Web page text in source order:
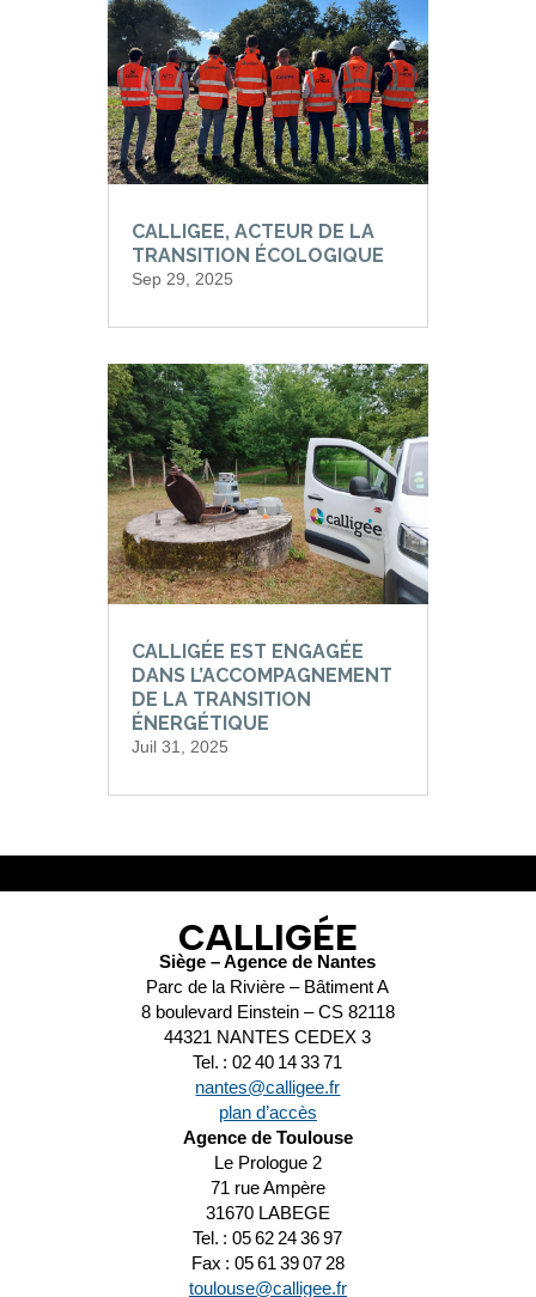
CALLIGEE, ACTEUR DE LA
TRANSITION ÉCOLOGIQUE
Sep 29, 2025
CALLIGÉE EST ENGAGÉE
DANS L’ACCOMPAGNEMENT
DE LA TRANSITION
ÉNERGÉTIQUE
Juil 31, 2025
CALLIGÉE
Siège – Agence de Nantes
Parc de la Rivière – Bâtiment A
8 boulevard Einstein – CS 82118
44321 NANTES CEDEX 3
Tel. : 02 40 14 33 71
nantes@calligee.fr
plan d’accès
Agence de Toulouse
Le Prologue 2
71 rue Ampère
31670 LABEGE
Tel. : 05 62 24 36 97
Fax : 05 61 39 07 28
toulouse@calligee.fr